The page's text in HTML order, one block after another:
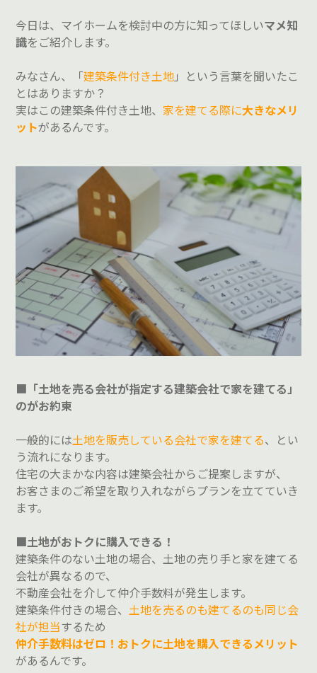
今日は、マイホームを検討中の方に知ってほしいマメ知
識をご紹介します。
みなさん、「建築条件付き土地」という言葉を聞いたこ
とはありますか？
実はこの建築条件付き土地、家を建てる際に大きなメリ
ットがあるんです。
■ 「土地を売る会社が指定する建築会社で家を建てる」
のがお約束
一般的には土地を販売している会社で家を建てる、とい
う流れになります。
住宅の大まかな内容は建築会社からご提案しますが、
お客さまのご希望を取り入れながらプランを立てていき
ます。
■土地がおトクに購入できる！
建築条件のない土地の場合、土地の売り手と家を建てる
会社が異なるので、
不動産会社を介して仲介手数料が発生します。
建築条件付きの場合、土地を売るのも建てるのも同じ会
社が担当するため
仲介手数料はゼロ！ おトクに土地を購入できるメリット
があるんです。